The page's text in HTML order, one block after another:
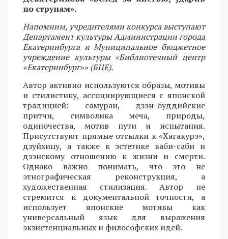
по струнам».
Напомним, учредителями конкурса выступают
Департамент культуры Администрации города
Екатеринбурга и Муниципальное бюджетное
учреждение культуры «Библиотечный центр
«Екатеринбург»» (БЦЕ).
Автор активно используются образы, мотивы
и стилистику, ассоциирующиеся с японской
традицией: самураи, дзэн-буддийские
притчи, символика меча, природы,
одиночества, мотив пути и испытания.
Присутствуют прямые отсылки к «Хагакурэ»,
дзуйхицу, а также к эстетике ваби-саби и
дзэнскому отношению к жизни и смерти.
Однако важно понимать, что это не
этнографическая реконструкция, а
художественная стилизация. Автор не
стремится к документальной точности, а
использует японские мотивы как
универсальный язык для выражения
экзистенциальных и философских идей.